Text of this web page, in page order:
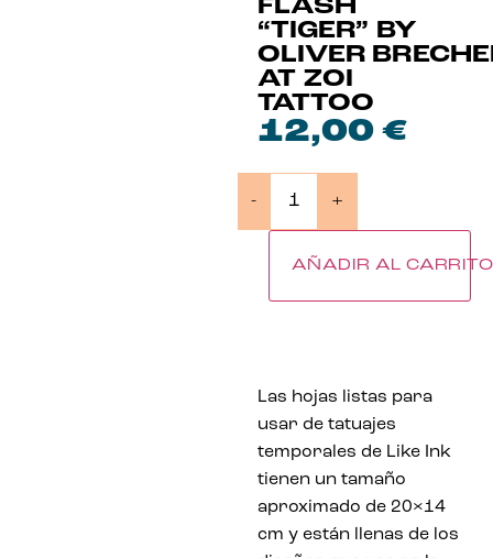
FLASH
“TIGER” BY
OLIVER
AT ZOI
TATTOO
12,00 €
- +
AÑADIR AL CARRITO
Las hojas listas para
usar de tatuajes
temporales de Like Ink
tienen un tamaño
aproximado de 20×14
cm y están llenas de los